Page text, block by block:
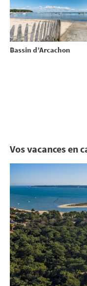
Bassin d’Arcachon
Vos vacances en